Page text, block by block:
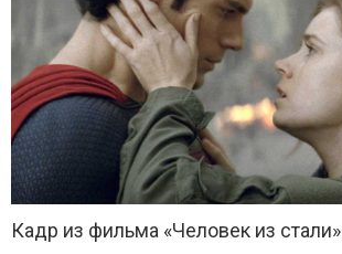
Кадр из фильма «Человек из стали»